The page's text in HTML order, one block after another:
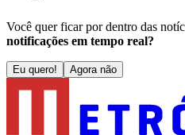
Você quer ficar por dentro das
notificações em tempo real?
Eu quero! Agora não